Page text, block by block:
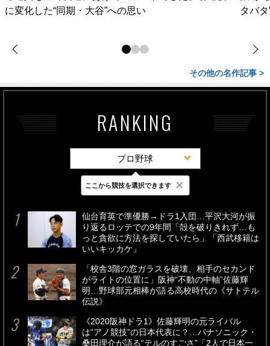
に変化した“同期・大谷”への思い
タバ
その他の名作記事 >
RANKING
プロ野球
最新 24時間 週間
仙台育英で準優勝→ドラ1入団…平沢大河が振
り返るロッテでの9年間「殻を破りきれず…も
っと貪欲に方法を探していたら」「西武移籍は
いいキッカケ」
「校舎3階の窓ガラスを破壊、相手のセカンド
がライトの位置に」阪神“不動の中軸”佐藤輝
明…野球部元相棒が語る高校時代の《サトテル
伝説》
《2020阪神ドラ1》佐藤輝明の元ライバル
は“アノ競技”の日本代表に？…パナソニック・
桑田理介が語る“テルのすごさ”「2人で日本一
ここから競技を選択できます ×